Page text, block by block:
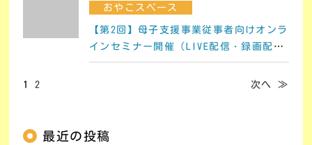
おやこスペース
【第2回】母子支援事業従事者向けオンラ
インセミナー開催（LIVE配信・録画配
信）
1 2 次へ ≫
最近の投稿